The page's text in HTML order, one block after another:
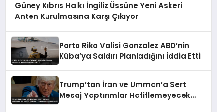
Güney Kıbrıs Halkı İngiliz Üssüne Yeni Askeri
Anten Kurulmasına Karşı Çıkıyor
Porto Riko Valisi Gonzalez ABD’nin
Küba’ya Saldırı Planladığını İddia Etti
Trump’tan İran ve Umman’a Sert
Mesaj Yaptırımlar Hafiflemeyecek